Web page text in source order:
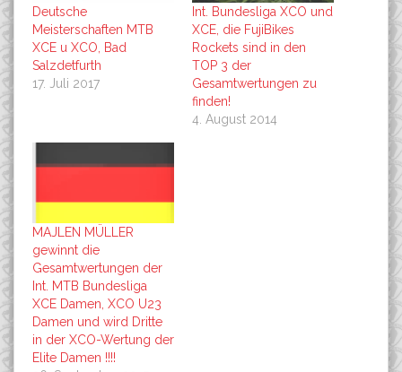
Deutsche
Meisterschaften MTB
XCE u XCO, Bad
Salzdetfurth
17. Juli 2017
Int. Bundesliga XCO und
XCE, die FujiBikes
Rockets sind in den
TOP 3 der
Gesamtwertungen zu
finden!
4. August 2014
MAJLEN MÜLLER
gewinnt die
Gesamtwertungen der
Int. MTB Bundesliga
XCE Damen, XCO U23
Damen und wird Dritte
in der XCO-Wertung der
Elite Damen !!!!